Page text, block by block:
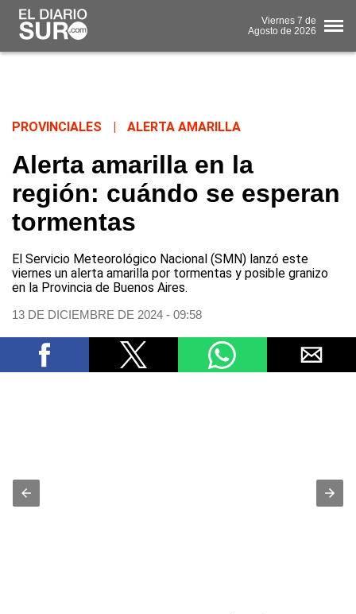
Viernes 7 de
Agosto de 2026
PROVINCIALES ALERTA AMARILLA
Alerta amarilla en la
región: cuándo se esperan
tormentas
El Servicio Meteorológico Nacional (SMN) lanzó este
viernes un alerta amarilla por tormentas y posible granizo
en la Provincia de Buenos Aires.
13 DE DICIEMBRE DE 2024 - 09:58